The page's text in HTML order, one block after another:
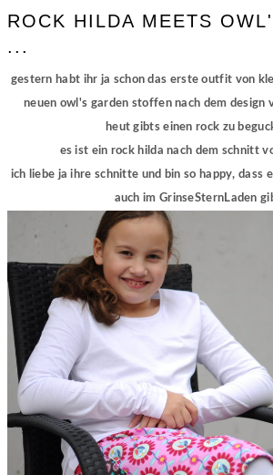
ROCK HILDA MEETS
...
gestern habt ihr ja schon das erste outfit von
neuen owl's garden stoffen nach dem design
heut gibts einen rock zu
es ist ein rock hilda nach dem schnitt
ich liebe ja ihre schnitte und bin so happy, dass
auch im GrinseSternLaden